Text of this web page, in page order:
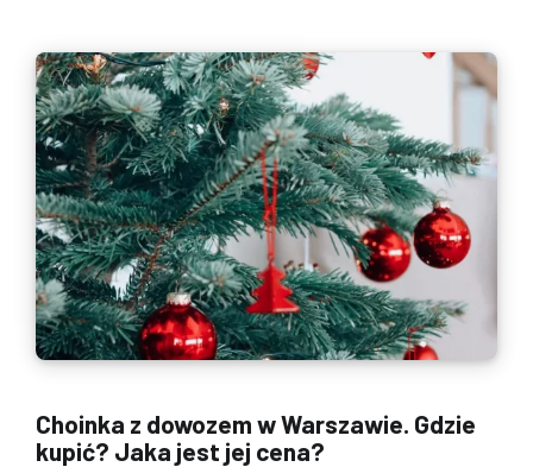
Choinka z dowozem w Warszawie. Gdzie
kupić? Jaka jest jej cena?